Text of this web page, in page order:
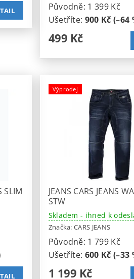
Původně: 1 399 Kč
Ušetříte: 900 Kč (–64
499 Kč
SLIM
Výprodej
JEANS CARS JEANS
STW
Skladem - ihned k
Značka:CARS JEANS
Původně: 1 799 Kč
Ušetříte: 600 Kč (–33
1 199 Kč